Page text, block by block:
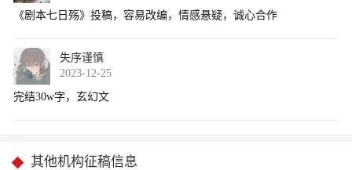
失序谨慎
2023-12-25
其他机构征稿信息